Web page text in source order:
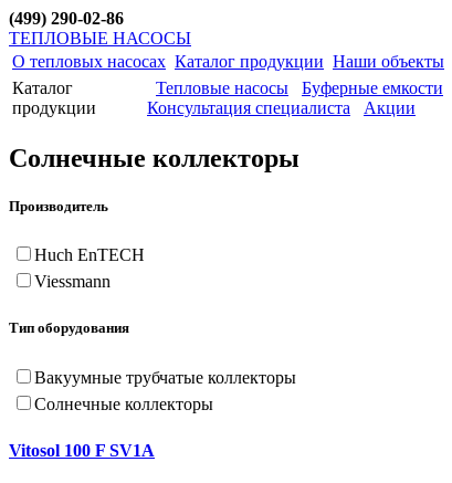
(499) 290-02-86
ТЕПЛОВЫЕ НАСОСЫ
О тепловых насосах Каталог продукции Наши объекты
Каталог
продукции
Тепловые насосы Буферные емкости
Консультация специалиста
Акции
Солнечные коллекторы
Производитель
Huch EnTECH
Viessmann
Тип оборудования
Вакуумные трубчатые коллекторы
Солнечные коллекторы
Vitosol 100 F SV1A